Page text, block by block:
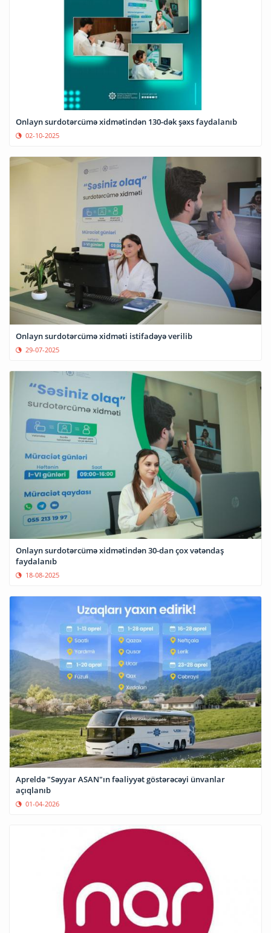
Onlayn surdotərcümə xidmətindən 130-dək şəxs faydalanıb
02-10-2025
Onlayn surdotərcümə xidməti istifadəyə verilib
29-07-2025
Onlayn surdotərcümə xidmətindən 30-dan çox vətəndaş
faydalanıb
18-08-2025
Apreldə "Səyyar ASAN"ın fəaliyyət göstərəcəyi ünvanlar
açıqlanıb
01-04-2026